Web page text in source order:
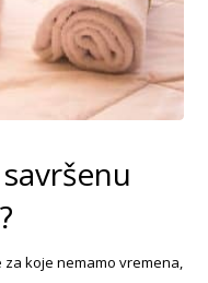
koje nemamo vremena,